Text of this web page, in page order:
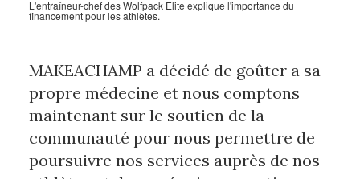
L'entraîneur-chef des Wolfpack Elite explique l'importance du
financement pour les athlètes.
MAKEACHAMP a décidé de goûter a sa
propre médecine et nous comptons
maintenant sur le soutien de la
communauté pour nous permettre de
poursuivre nos services auprès de nos